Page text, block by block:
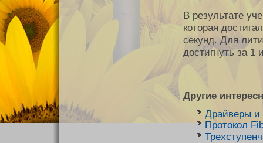
В результате
которая
секунд. Для
достигнуть за 1
Другие
Драйверы и
Протокол